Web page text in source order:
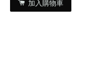
加入購物車